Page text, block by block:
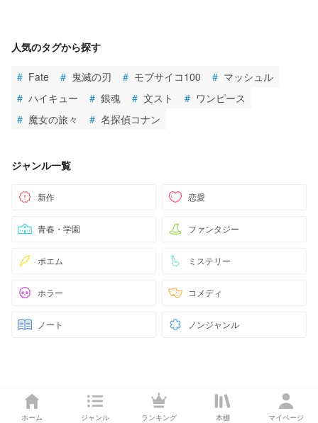
ホーム ジャンル ランキング 本棚 マイページ
人気のタグから探す
# Fate # 鬼滅の刃 # モブサイコ100 # マッシュル
# ハイキュー # 銀魂 # 文スト # ワンピース
# 魔女の旅々 # 名探偵コナン
ジャンル一覧
新作 恋愛
青春・学園 ファンタジー
ポエム ミステリー
ホラー コメディ
ノート ノンジャンル